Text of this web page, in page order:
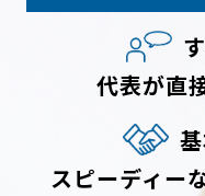
代表が直
スピーディー